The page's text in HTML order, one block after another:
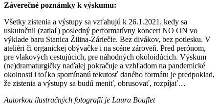
Záverečné poznámky k výskumu:
Všetky zistenia a výstupy sa vzťahujú k 26.1.2021, kedy sa
uskutočnil (zatiaľ) posledný performatívny koncert NO ON vo
výklade baru Stanica Žilina-Záriečie. Bez divákov, bez potlesku. V
ateliéri či organickej obývačke i na scéne zároveň. Pred perónom,
pre vlakových cestujúcich, pre náhodných okoloidúcich. Výskum
(ne)dramaturgičky naďalej pokračuje a vzhľadom na pandemické
okolnosti i toľko spomínanú tekutosť daného formátu je predpoklad,
že zistenia a výstupy sa budú meniť, obrusovať, rozpíjať…
Autorkou ilustračných fotografií je Laura Bouflet